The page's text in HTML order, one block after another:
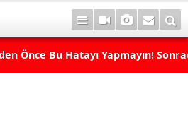
Önce Bu Hatayı Yapmayın!